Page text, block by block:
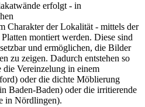
erfolgt - in
Charakter der Lokalität - mittels der
montiert werden. Diese sind
und ermöglichen, die Bilder
zu zeigen. Dadurch entstehen so
die Vereinzelung in einem
oder die dichte Möblierung
Baden-Baden) oder die irritierende
in Nördlingen).